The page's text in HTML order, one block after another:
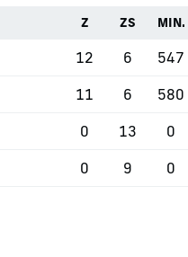
Z ZS MIN.
12 6 547
11 6 580
0 13 0
0 9 0